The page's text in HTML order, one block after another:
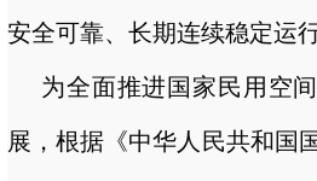
安全可靠、长期连续稳定运
为全面推进国家民用空
展，根据《中华人民共和国